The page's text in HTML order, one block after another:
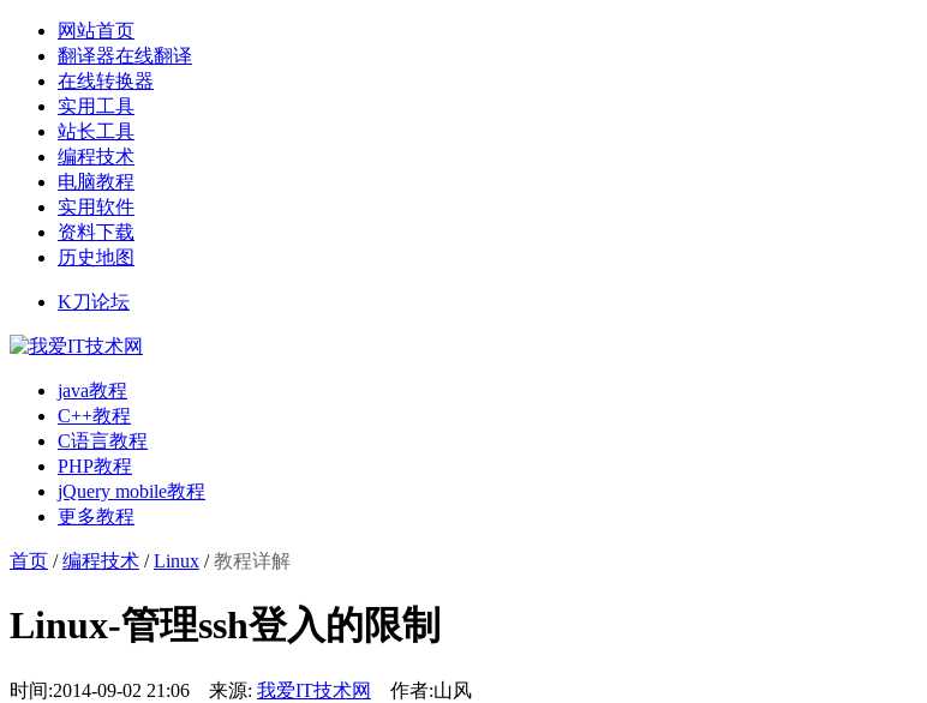
网站首页
翻译器在线翻译
在线转换器
实用工具
站长工具
编程技术
电脑教程
实用软件
资料下载
历史地图
K刀论坛
java教程
C++教程
C语言教程
PHP教程
jQuery mobile教程
更多教程
首页 /编程技术 /Linux /教程详解
Linux-管理ssh登入的限制
时间:2014-09-02 21:06 来源: 我爱IT技术网 作者:山风